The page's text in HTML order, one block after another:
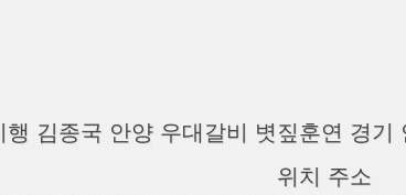
김종국 안양 우대갈비 볏짚훈연 경
위치 주소